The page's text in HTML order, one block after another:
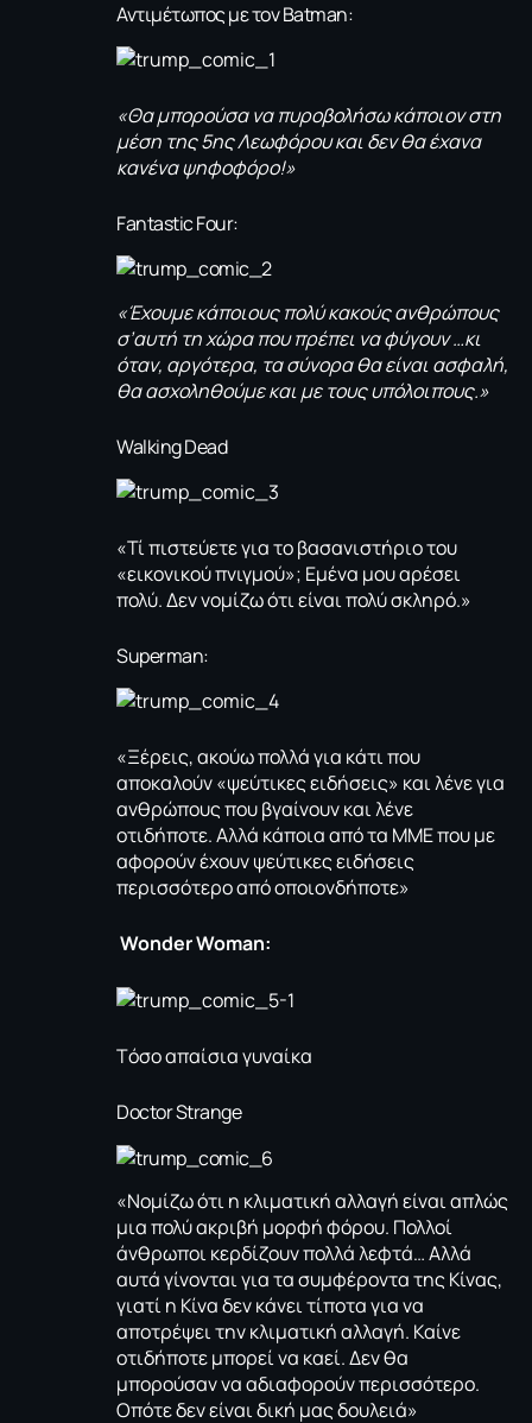
Αντιμέτωπος με τον Batman:
«Θα μπορούσα να πυροβολήσω κάποιον στη
μέση της 5ης Λεωφόρου και δεν θα έχανα
κανένα ψηφοφόρο!»
Fantastic Four:
«Έχουμε κάποιους πολύ κακούς ανθρώπους
σ’αυτή τη χώρα που πρέπει να φύγουν …κι
όταν, αργότερα, τα σύνορα θα είναι ασφαλή,
θα ασχοληθούμε και με τους υπόλοιπους.»
Walking Dead
«Τί πιστεύετε για το βασανιστήριο του
«εικονικού πνιγμού»; Εμένα μου αρέσει
πολύ. Δεν νομίζω ότι είναι πολύ σκληρό.»
Superman:
«Ξέρεις, ακούω πολλά για κάτι που
αποκαλούν «ψεύτικες ειδήσεις» και λένε για
ανθρώπους που βγαίνουν και λένε
οτιδήποτε. Αλλά κάποια από τα ΜΜΕ που με
αφορούν έχουν ψεύτικες ειδήσεις
περισσότερο από οποιονδήποτε»
Wonder Woman:
Tόσο απαίσια γυναίκα
Doctor Strange
«Νομίζω ότι η κλιματική αλλαγή είναι απλώς
μια πολύ ακριβή μορφή φόρου. Πολλοί
άνθρωποι κερδίζουν πολλά λεφτά… Αλλά
αυτά γίνονται για τα συμφέροντα της Κίνας,
γιατί η Κίνα δεν κάνει τίποτα για να
αποτρέψει την κλιματική αλλαγή. Καίνε
οτιδήποτε μπορεί να καεί. Δεν θα
μπορούσαν να αδιαφορούν περισσότερο.
Οπότε δεν είναι δική μας δουλειά»